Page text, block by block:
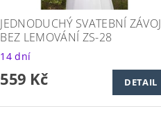
JEDNODUCHÝ SVATEBNÍ ZÁVOJ
BEZ LEMOVÁNÍ ZS-28
14 dní
559 Kč DETAIL